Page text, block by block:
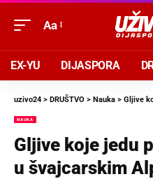
Aa
EX-YU DIJASPORA
uzivo24 > DRUŠTVO > Nauka > Gljive
NAUKA
Gljive koje jedu
u švajcarskim